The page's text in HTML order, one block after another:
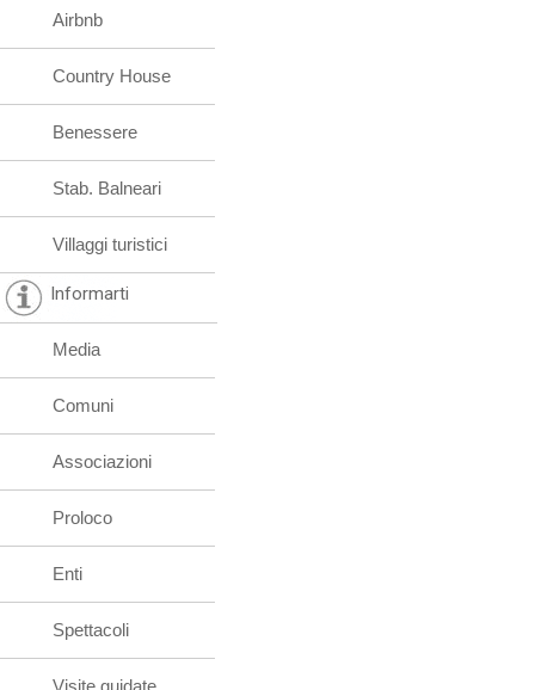
Airbnb
Country House
Benessere
Stab. Balneari
Villaggi turistici
Informarti
Media
Comuni
Associazioni
Proloco
Enti
Spettacoli
Visite guidate